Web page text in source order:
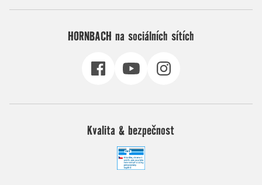
HORNBACH na sociálních sítích
Kvalita & bezpečnost